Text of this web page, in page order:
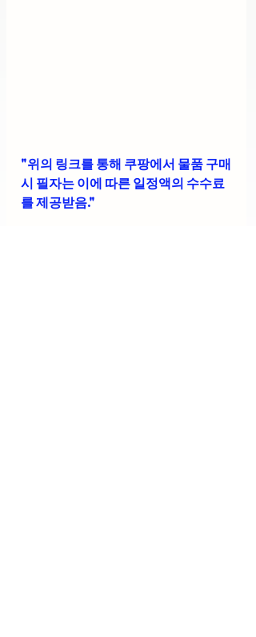
"위의 링크를 통해 쿠팡에서 물품 구매
시 필자는 이에 따른 일정액의 수수료
를 제공받음."